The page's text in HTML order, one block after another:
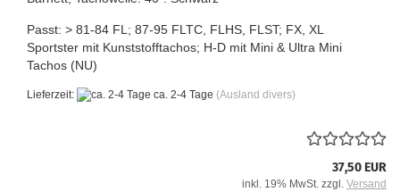
Passt: > 81-84 FL; 87-95 FLTC, FLHS, FLST; FX, XL
Sportster mit Kunststofftachos; H-D mit Mini & Ultra Mini
Tachos (NU)
Lieferzeit: ca. 2-4 Tage (Ausland divers)
37,50 EUR
inkl. 19% MwSt. zzgl. Versand